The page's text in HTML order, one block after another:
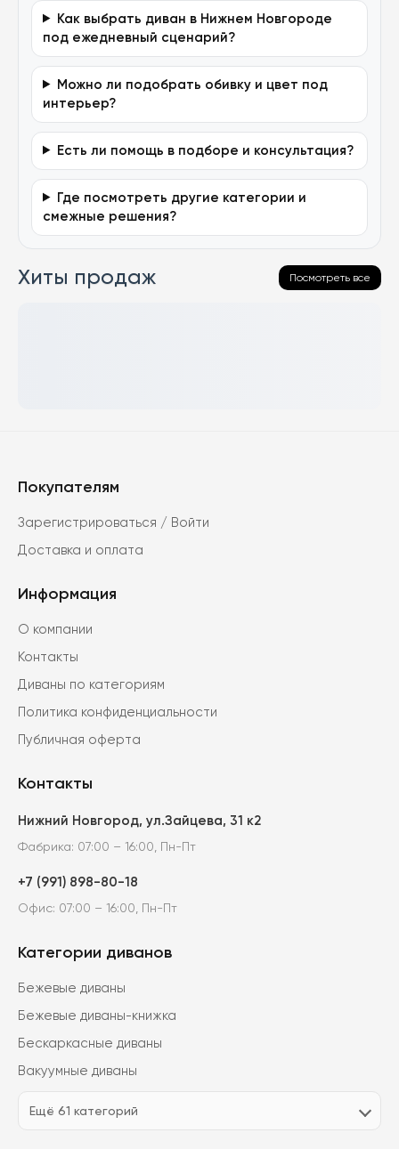
Как выбрать диван в Нижнем Новгороде
под ежедневный сценарий?
Можно ли подобрать обивку и цвет под
интерьер?
Есть ли помощь в подборе и консультация?
Где посмотреть другие категории и
смежные решения?
Хиты продаж Посмотреть все
Покупателям
Зарегистрироваться / Войти
Доставка и оплата
Информация
О компании
Контакты
Диваны по категориям
Политика конфиденциальности
Публичная оферта
Контакты
Нижний Новгород, ул.Зайцева, 31 к2
Фабрика: 07:00 – 16:00, Пн-Пт
+7 (991) 898-80-18
Офис: 07:00 – 16:00, Пн-Пт
Категории диванов
Бежевые диваны
Бежевые диваны-книжка
Бескаркасные диваны
Вакуумные диваны
Ещё 61 категорий